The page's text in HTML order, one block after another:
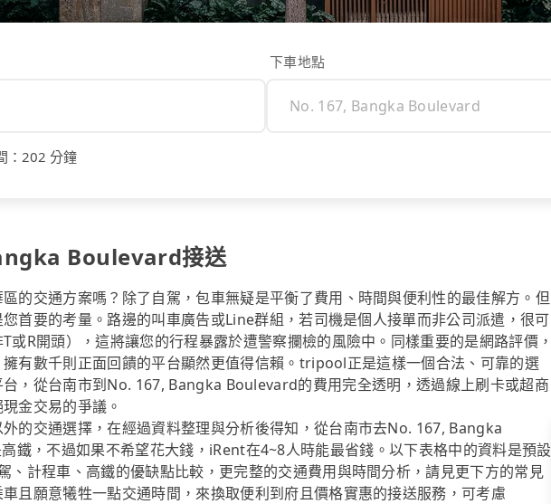
下車地點
： 202 分鐘
Boulevard接送
的交通方案嗎？除了自駕，包車無疑是平衡了費用、時間與便利性的最佳解方。但
首要的考量。路邊的叫車廣告或Line群組，若司機是個人接單而非公司派遣，很可
或R開頭），這將讓您的行程暴露於遭警察攔檢的風險中。同樣重要的是網路評價，
有數千則正面回饋的平台顯然更值得信賴。tripool正是這樣一個合法、可靠的選
，從台南市到No. 167, Bangka Boulevard的費用完全透明，透過線上刷卡或超商
金交易的爭議。
的交通選擇，在經過資料整理與分析後得知，從台南市去No. 167, Bangka
鐵，不過如果不希望花大錢，iRent在4~8人時能最省錢。以下表格中的資料是預設
、計程車、高鐵的優缺點比較，更完整的交通費用與時間分析，請見更下方的常見
且願意犧牲一點交通時間，來換取便利到府且價格實惠的接送服務，可考慮